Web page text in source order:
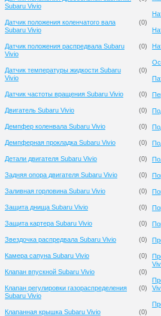
Subaru Vivio
Датчик положения коленчатого вала
Subaru Vivio
(0)
Датчик положения распредвала Subaru
Vivio
(0)
Датчик температуры жидкости Subaru
Vivio
(0)
Датчик частоты вращения Subaru Vivio (0)
Двигатель Subaru Vivio (0)
Демпфер коленвала Subaru Vivio (0)
Демпферная прокладка Subaru Vivio (0)
Детали двигателя Subaru Vivio (0)
Задняя опора двигателя Subaru Vivio (0)
Заливная горловина Subaru Vivio (0)
Защита днища Subaru Vivio (0)
Защита картера Subaru Vivio (0)
Звездочка распредвала Subaru Vivio (0)
Камера сапуна Subaru Vivio (0)
Клапан впускной Subaru Vivio (0)
Клапан регулировки газораспределения
Subaru Vivio
(0)
Клапанная крышка Subaru Vivio (0)